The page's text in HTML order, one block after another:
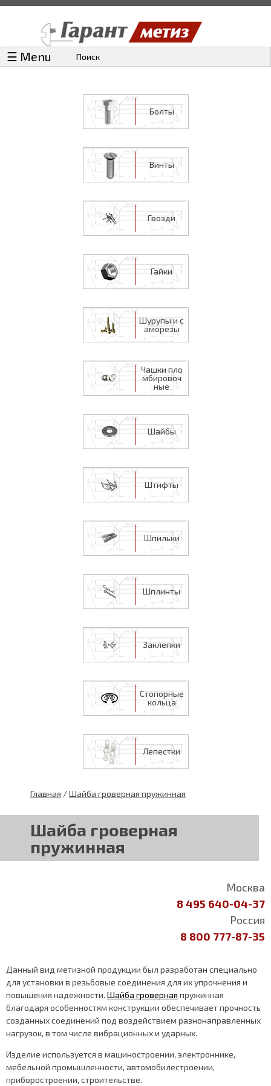
☰ Menu Поиск
Болты
Винты
Гвозди
Гайки
Шурупы и с
аморезы
Чашки пло
мбировоч
ные
Шайбы
Штифты
Шпильки
Шплинты
Заклепки
Стопорные
кольца
Лепестки
Главная /Шайба гроверная пружинная
Шайба гроверная
пружинная
Москва
8 495 640-04-37
Россия
8 800 777-87-35
Данный вид метизной продукции был разработан специально
для установки в резьбовые соединения для их упрочнения и
повышения надежности. Шайба гроверная пружинная
благодаря особенностям конструкции обеспечивает прочность
созданных соединений под воздействием разнонаправленных
нагрузок, в том числе вибрационных и ударных.
Изделие используется в машиностроении, электроннике,
мебельной промышленности, автомобилестроении,
приборостроении, строительстве.